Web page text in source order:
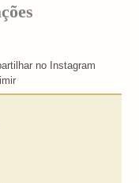
no Instagram